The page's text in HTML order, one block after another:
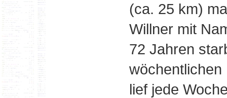
(ca. 25 km)
Willner mit
72 Jahren
wöchentlichen
lief jede